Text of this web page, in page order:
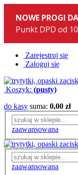
Zarejestruj się
Zaloguj się
Koszyk: (pusty)
do kasy suma: 0,00 zł
zaawansowana
zaawansowana